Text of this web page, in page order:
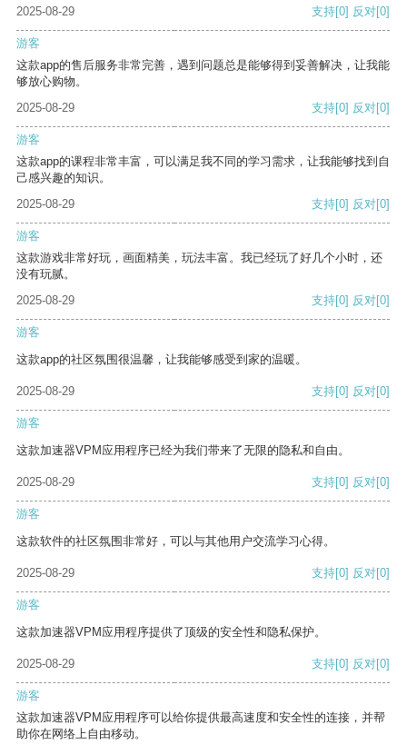
2025-08-29 支持[0] 反对[0]
游客
这款app的售后服务非常完善，遇到问题总是能够得到妥善解决，让我能
够放心购物。
2025-08-29
支持[0] 反对[0]
游客
这款app的课程非常丰富，可以满足我不同的学习需求，让我能够找到自
己感兴趣的知识。
2025-08-29
支持[0] 反对[0]
游客
这款游戏非常好玩，画面精美，玩法丰富。我已经玩了好几个小时，还
没有玩腻。
2025-08-29
支持[0] 反对[0]
游客
这款app的社区氛围很温馨，让我能够感受到家的温暖。
2025-08-29 支持[0] 反对[0]
游客
这款加速器VPM应用程序已经为我们带来了无限的隐私和自由。
2025-08-29 支持[0] 反对[0]
游客
这款软件的社区氛围非常好，可以与其他用户交流学习心得。
2025-08-29 支持[0] 反对[0]
游客
这款加速器VPM应用程序提供了顶级的安全性和隐私保护。
2025-08-29 支持[0] 反对[0]
游客
这款加速器VPM应用程序可以给你提供最高速度和安全性的连接，并帮
助你在网络上自由移动。